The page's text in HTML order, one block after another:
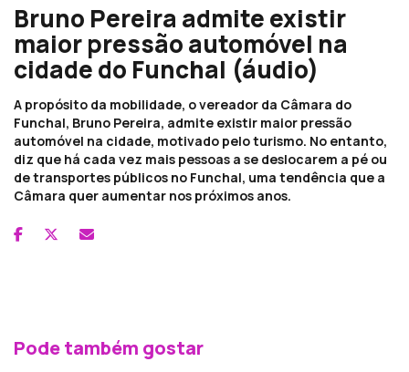
Bruno Pereira admite existir
maior pressão automóvel na
cidade do Funchal (áudio)
A propósito da mobilidade, o vereador da Câmara do
Funchal, Bruno Pereira, admite existir maior pressão
automóvel na cidade, motivado pelo turismo. No entanto,
diz que há cada vez mais pessoas a se deslocarem a pé ou
de transportes públicos no Funchal, uma tendência que a
Câmara quer aumentar nos próximos anos.
Pode também gostar